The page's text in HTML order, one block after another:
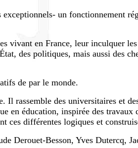
exceptionnels- un fonctionnement
vivant en France, leur inculquer
des politiques, mais aussi des
de par le monde.
rassemble des universitaires et
en éducation, inspirée des
ces différentes logiques et
Derouet-Besson, Yves Dutercq,